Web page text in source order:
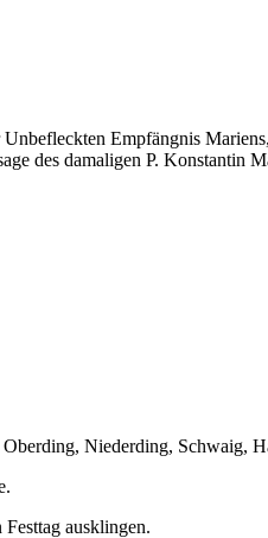
Empfängnis
des damaligen P. Konstantin
Niederding, Schwaig,
ausklingen.